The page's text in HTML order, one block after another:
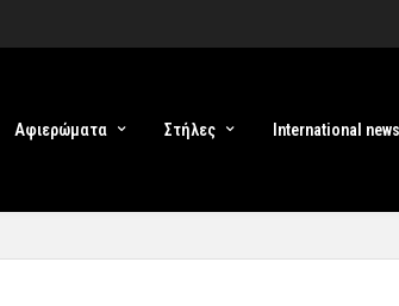
Αφιερώματα Στήλες International news